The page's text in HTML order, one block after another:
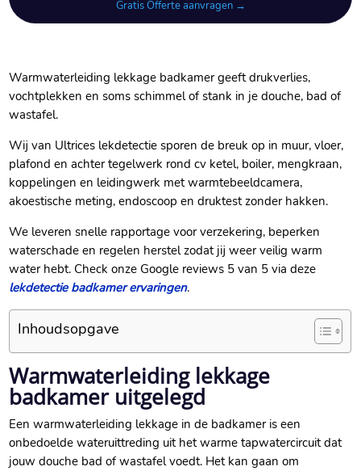
Gratis Offerte aanvragen →
Warmwaterleiding lekkage badkamer geeft drukverlies,
vochtplekken en soms schimmel of stank in je douche, bad of
wastafel.​
Wij van Ultrices lekdetectie sporen de breuk op in muur, vloer,
plafond en achter tegelwerk rond cv ketel, boiler, mengkraan,
koppelingen en leidingwerk met warmtebeeldcamera,
akoestische meting, endoscoop en druktest zonder hakken.​
We leveren snelle rapportage voor verzekering, beperken
waterschade en regelen herstel zodat jij weer veilig warm
water hebt.​ Check onze Google reviews 5 van 5 via deze
lekdetectie badkamer ervaringen.​
Inhoudsopgave
Warmwaterleiding lekkage
badkamer uitgelegd
Een warmwaterleiding lekkage in de badkamer is een
onbedoelde wateruittreding uit het warme tapwatercircuit dat
jouw douche bad of wastafel voedt.​ Het kan gaan om